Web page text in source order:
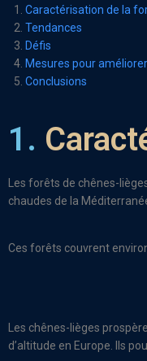
Caractérisation de la
Tendances
Défis
Mesures pour
Conclusions
1.
Les forêts de chênes-
chaudes de la
Ces forêts couvrent
Les chênes-lièges
d’altitude en Europe. Ils